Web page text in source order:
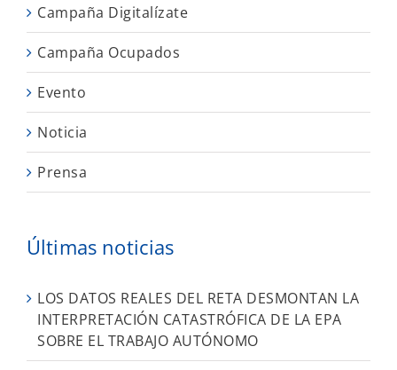
Campaña Digitalízate
Campaña Ocupados
Evento
Noticia
Prensa
Últimas noticias
LOS DATOS REALES DEL RETA DESMONTAN LA
INTERPRETACIÓN CATASTRÓFICA DE LA EPA
SOBRE EL TRABAJO AUTÓNOMO